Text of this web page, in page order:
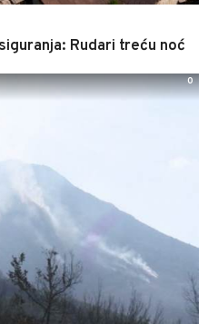
Rudari treću noć
0